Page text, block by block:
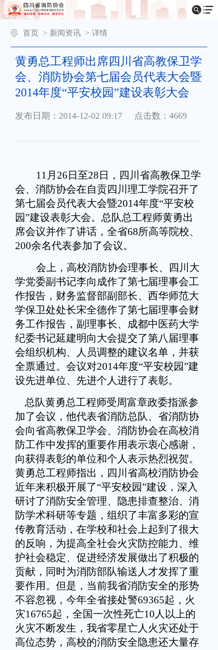
首页 > 新闻资讯 > 详情
黄勇总工程师出席四川省高教保卫学
会、消防协会第七届会员代表大会暨
2014年度“平安校园”建设表彰大会
发布日期：2014-12-02 09:17 点击数：4669
11月 26 日至28 日，四川省高教保卫学
会、消防协会在自贡四川理工学院召开了
第七届会员代表大会暨2014年度“平安校
园”建设表彰大会。总队总工程师黄勇出
席会议并作了讲话，全省68所高等院校、
200余名代表参加了会议。
会上，高校消防协会理事长、四川大
学党委副书记李向成作了第七届理事会工
作报告，财务监督部副部长、西华师范大
学保卫处处长宋全德作了第七届理事会财
务工作报告，副理事长、成都中医药大学
纪委书记延建明向大会提交了第八届理事
会组织机构、人员调整的建议名单，并获
全票通过。会议对2014年度“平安校园”建
设先进单位、先进个人进行了表彰。
总队黄勇总工程师受周富章政委指派参
加了会议，他代表省消防总队、省消防协
会向省高教保卫学会、消防协会在高校消
防工作中发挥的重要作用表示衷心感谢，
向获得表彰的单位和个人表示热烈祝贺。
黄勇总工程师指出，四川省高校消防协会
近年来积极开展了“平安校园”建设，深入
研讨了消防安全管理、隐患排查整治、消
防学术科研等专题，组织了丰富多彩的宣
传教育活动，在学校和社会上起到了很大
的反响，为提高全社会火灾防控能力、维
护社会稳定、促进经济发展做出了积极的
贡献，同时为消防部队输送人才发挥了重
要作用。但是，当前我省消防安全的形势
不容忽视，今年全省接处警69365起，火
灾16765起，全国一次性死亡10人以上的
火灾不断发生，我省零星亡人火灾还处于
高位态势，高校的消防安全隐患还大量存